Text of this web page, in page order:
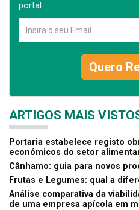
portal.
Quero
ARTIGOS MAIS
Portaria estabelece registo
económicos do setor
Cânhamo: guia para novos
Frutas e Legumes: qual a
Análise comparativa da
de uma empresa apícola em